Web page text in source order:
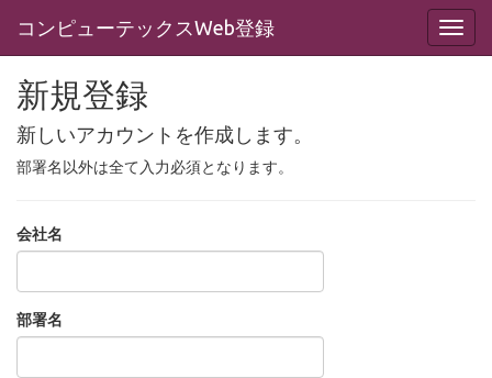
コンピューテックスWeb登録
新規登録
新しいアカウントを作成します。
部署名以外は全て入力必須となります。
会社名
部署名